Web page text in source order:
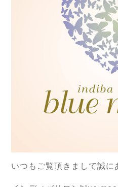
いつもご覧頂きまして誠に